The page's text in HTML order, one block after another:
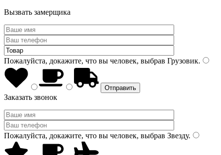
Вызвать замерщика
Пожалуйста, докажите, что вы человек, выбрав Грузовик.
Заказать звонок
Пожалуйста, докажите, что вы человек, выбрав Звезду.